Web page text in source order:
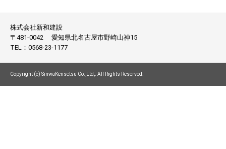
株式会社新和建設
〒481-0042
愛知県北名古屋市野崎山神15
TEL： 0568-23-1177
Copyright (c) SinwaKensetsu Co.,Ltd,. All Rights Reserved.